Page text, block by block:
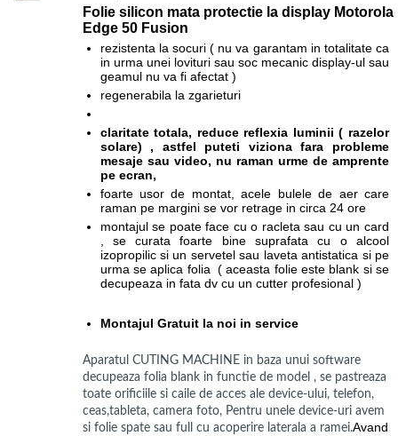
Folie silicon mata protectie la display Motorola
Edge 50 Fusion
rezistenta la socuri ( nu va garantam in totalitate ca
in urma unei lovituri sau soc mecanic display-ul sau
geamul nu va fi afectat )
regenerabila la zgarieturi
claritate totala, reduce reflexia luminii ( razelor
solare) , astfel puteti viziona fara probleme
mesaje sau video, nu raman urme de amprente
pe ecran,
foarte usor de montat, acele bulele de aer care
raman pe margini se vor retrage in circa 24 ore
montajul se poate face cu o racleta sau cu un card
, se curata foarte bine suprafata cu o alcool
izopropilic si un servetel sau laveta antistatica si pe
urma se aplica folia ( aceasta folie este blank si se
decupeaza in fata dv cu un cutter profesional )
Montajul Gratuit la noi in service
Aparatul CUTING MACHINE in baza unui software
decupeaza folia blank in functie de model , se pastreaza
toate orificiile si caile de acces ale device-ului, telefon,
ceas,tableta, camera foto, Pentru unele device-uri avem
si folie spate sau full cu acoperire laterala a ramei.Avand